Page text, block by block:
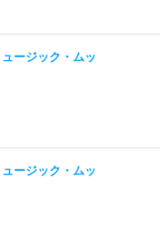
ージック・ムッ
ージック・ムッ